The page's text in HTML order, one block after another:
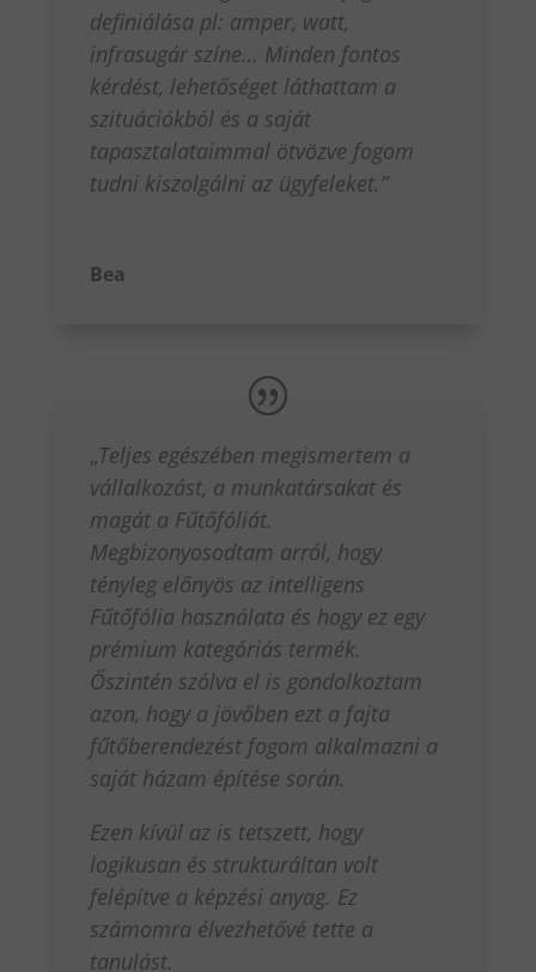
definiálása pl: amper, watt,
infrasugár színe… Minden fontos
kérdést, lehetőséget láthattam a
szituációkból és a saját
tapasztalataimmal ötvözve fogom
tudni kiszolgálni az ügyfeleket.”
Bea
„Teljes egészében megismertem a
vállalkozást, a munkatársakat és
magát a Fűtőfóliát.
Megbizonyosodtam arról, hogy
tényleg előnyös az intelligens
Fűtőfólia használata és hogy ez egy
prémium kategóriás termék.
Őszintén szólva el is gondolkoztam
azon, hogy a jövőben ezt a fajta
fűtőberendezést fogom alkalmazni a
saját házam építése során.
Ezen kívül az is tetszett, hogy
logikusan és strukturáltan volt
felépítve a képzési anyag. Ez
számomra élvezhetővé tette a
tanulást.